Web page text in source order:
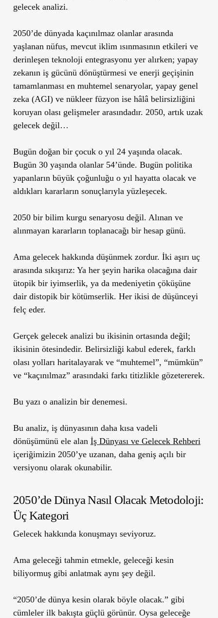
gelecek analizi.
2050’de dünyada kaçınılmaz olanlar arasında
yaşlanan nüfus, mevcut iklim ısınmasının etkileri ve
derinleşen teknoloji entegrasyonu yer alırken; yapay
zekanın iş gücünü dönüştürmesi ve enerji geçişinin
tamamlanması en muhtemel senaryolar, yapay genel
zeka (AGI) ve nükleer füzyon ise hâlâ belirsizliğini
koruyan olası gelişmeler arasındadır. 2050, artık uzak
gelecek değil…
Bugün doğan bir çocuk o yıl 24 yaşında olacak.
Bugün 30 yaşında olanlar 54’ünde. Bugün politika
yapanların büyük çoğunluğu o yıl hayatta olacak ve
aldıkları kararların sonuçlarıyla yüzleşecek.
2050 bir bilim kurgu senaryosu değil. Alınan ve
alınmayan kararların toplanacağı bir hesap günü.
Ama gelecek hakkında düşünmek zordur. İki aşırı uç
arasında sıkışırız: Ya her şeyin harika olacağına dair
ütopik bir iyimserlik, ya da medeniyetin çöküşüne
dair distopik bir kötümserlik. Her ikisi de düşünceyi
felç eder.
Gerçek gelecek analizi bu ikisinin ortasında değil;
ikisinin ötesindedir. Belirsizliği kabul ederek, farklı
olası yolları haritalayarak ve “muhtemel”, “mümkün”
ve “kaçınılmaz” arasındaki farkı titizlikle gözetererek.
Bu yazı o analizin bir denemesi.
Bu analiz, iş dünyasının daha kısa vadeli
dönüşümünü ele alan İş Dünyası ve Gelecek Rehberi
içeriğimizin 2050’ye uzanan, daha geniş açılı bir
versiyonu olarak okunabilir.
2050’de Dünya Nasıl Olacak Metodoloji:
Üç Kategori
Gelecek hakkında konuşmayı seviyoruz.
Ama geleceği tahmin etmekle, geleceği kesin
biliyormuş gibi anlatmak aynı şey değil.
“2050’de dünya kesin olarak böyle olacak.” gibi
cümleler ilk bakışta güçlü görünür. Oysa geleceğe